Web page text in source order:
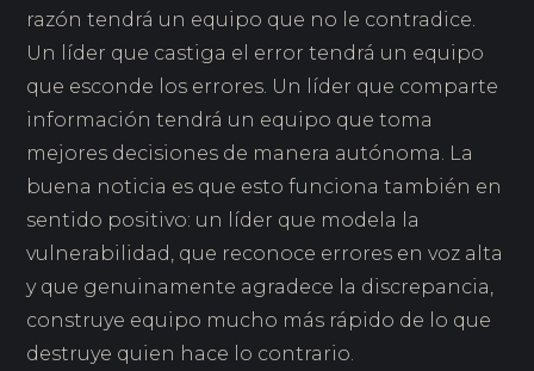
razón tendrá un equipo que no le contradice.
Un líder que castiga el error tendrá un equipo
que esconde los errores. Un líder que comparte
información tendrá un equipo que toma
mejores decisiones de manera autónoma. La
buena noticia es que esto funciona también en
sentido positivo: un líder que modela la
vulnerabilidad, que reconoce errores en voz alta
y que genuinamente agradece la discrepancia,
construye equipo mucho más rápido de lo que
destruye quien hace lo contrario.